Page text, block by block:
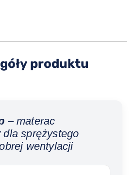
produktu
– materac
sprężystego
wentylacji